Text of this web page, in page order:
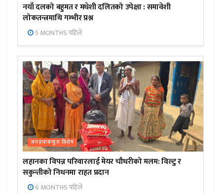
नयाँ दलको बहुमत र मधेशी दलितको उपेक्षा : समावेशी
लोकतन्त्रमाथि गम्भीर प्रश्न
5 MONTHS पहिले
जनप्रभाबन्युज विशेष
लहानका विपन्न परिवारलाई मेयर चौधरीको मलम: विल्टु र
सकुन्तीको निधनमा राहत प्रदान
6 MONTHS पहिले